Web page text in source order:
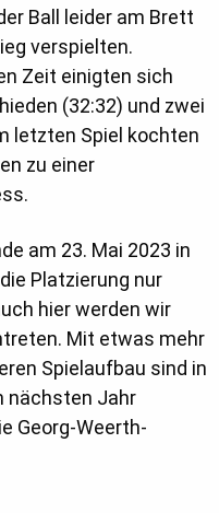
Ball leider am Brett
verspielten.
Zeit einigten sich
(32:32) und zwei
letzten Spiel kochten
zu einer
am 23. Mai 2023 in
Platzierung nur
hier werden wir
Mit etwas mehr
Spielaufbau sind in
nächsten Jahr
Georg-Weerth-